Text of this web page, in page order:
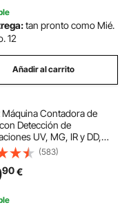
tan pronto como Mié.
12
Añadir al carrito
Máquina Contadora de
Detección de
UV, MG, IR y DD,
Contadora de Efectivo en
con Modos de Adición y
Grande y Pantalla
(583)
90€